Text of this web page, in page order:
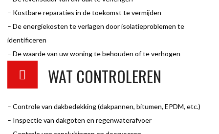
– Kostbare reparaties in de toekomst te vermijden
– De energiekosten te verlagen door isolatieproblemen te
identificeren
– De waarde van uw woning te behouden of te verhogen
WAT CONTROLEREN
– Controle van dakbedekking (dakpannen, bitumen, EPDM, etc.)
– Inspectie van dakgoten en regenwaterafvoer